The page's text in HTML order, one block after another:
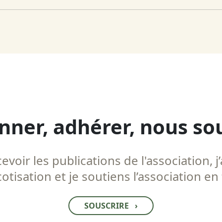
adhérer, nous
les publications de l'association,
et je soutiens l’association
SOUSCRIRE ›